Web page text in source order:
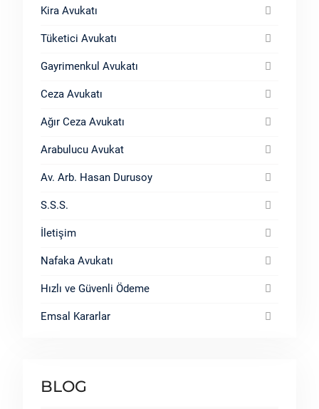
Kira Avukatı
Tüketici Avukatı
Gayrimenkul Avukatı
Ceza Avukatı
Ağır Ceza Avukatı
Arabulucu Avukat
Av. Arb. Hasan Durusoy
S.S.S.
İletişim
Nafaka Avukatı
Hızlı ve Güvenli Ödeme
Emsal Kararlar
BLOG